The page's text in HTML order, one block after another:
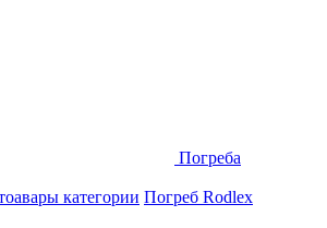
Погреба
категории Погреб Rodlex